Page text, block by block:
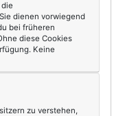
dienen vorwiegend
bei früheren
diese Cookies
Keine
zu verstehen,